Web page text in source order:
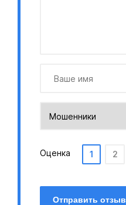
Оценка 1 2
Отправить отзыв